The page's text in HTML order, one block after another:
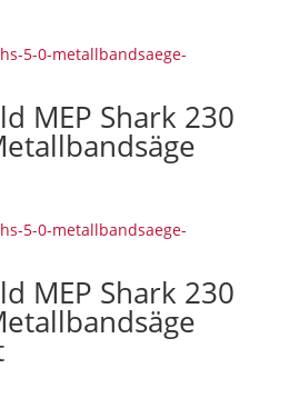
MEP Shark 230
MEP Shark 230